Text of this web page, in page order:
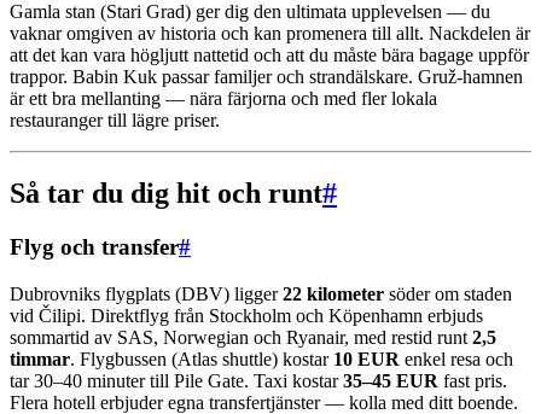
Gamla stan (Stari Grad) ger dig den ultimata upplevelsen — du
vaknar omgiven av historia och kan promenera till allt. Nackdelen är
att det kan vara högljutt nattetid och att du måste bära bagage uppför
trappor. Babin Kuk passar familjer och strandälskare. Gruž-hamnen
är ett bra mellanting — nära färjorna och med fler lokala
restauranger till lägre priser.
Så tar du dig hit och runt#
Flyg och transfer#
Dubrovniks flygplats (DBV) ligger22 kilometer söder om staden
vid Čilipi. Direktflyg från Stockholm och Köpenhamn erbjuds
sommartid av SAS, Norwegian och Ryanair, med restid runt 2,5
timmar. Flygbussen (Atlas shuttle) kostar 10 EUR enkel resa och
tar 30–40 minuter till Pile Gate. Taxi kostar35–45 EUR fast pris.
Flera hotell erbjuder egna transfertjänster — kolla med ditt boende.